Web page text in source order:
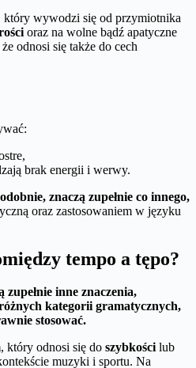
który wywodzi się od przymiotnika
oraz na wolne bądź apatyczne
odnosi się także do cech
brak energii i werwy.
znaczą zupełnie co innego,
oraz zastosowaniem w języku
tempo a tępo?
zupełnie inne znaczenia,
kategorii gramatycznych,
stosować.
, który odnosi się do szybkościlub
muzyki i sportu. Na